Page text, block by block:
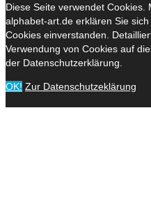
Diese Seite verwendet Cookies.
alphabet-art.de erklären Sie
Cookies einverstanden.
Verwendung von Cookies auf
der Datenschutzerklärung.
OK! Zur Datenschutzeklärung